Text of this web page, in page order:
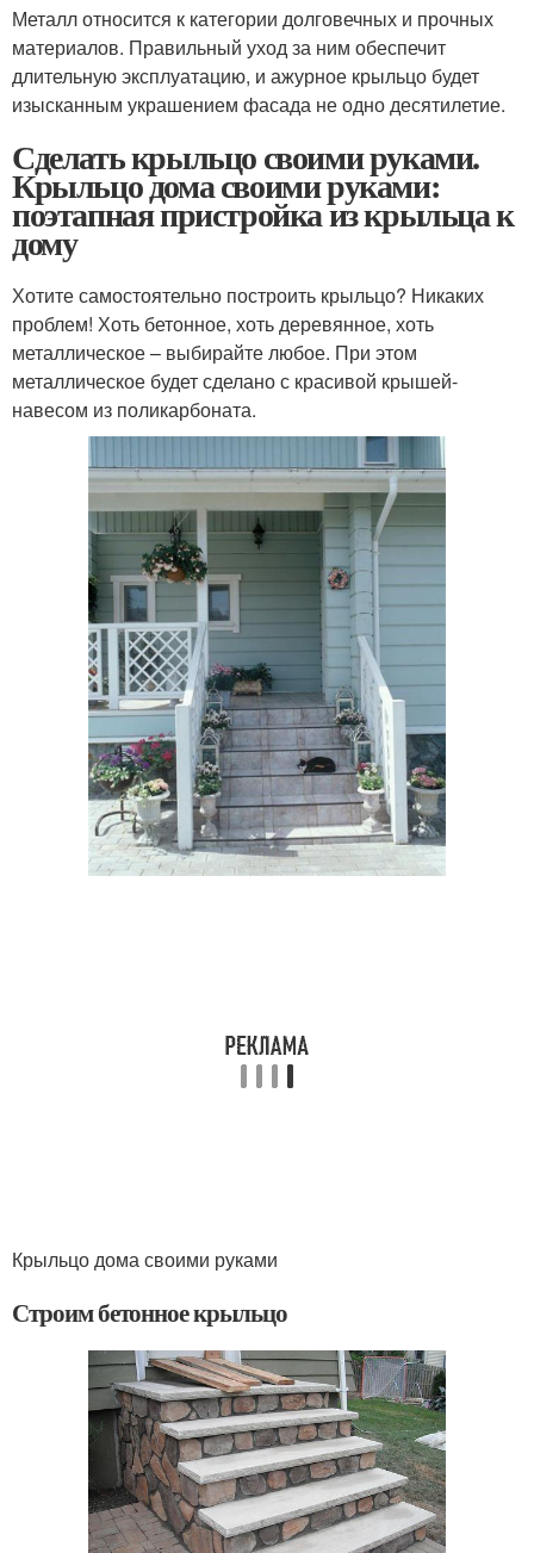
Металл относится к категории долговечных и прочных
материалов. Правильный уход за ним обеспечит
длительную эксплуатацию, и ажурное крыльцо будет
изысканным украшением фасада не одно десятилетие.
Сделать крыльцо своими руками.
Крыльцо дома своими руками:
поэтапная пристройка из крыльца к
дому
Хотите самостоятельно построить крыльцо? Никаких
проблем! Хоть бетонное, хоть деревянное, хоть
металлическое – выбирайте любое. При этом
металлическое будет сделано с красивой крышей-
навесом из поликарбоната.
Крыльцо дома своими руками
Строим бетонное крыльцо